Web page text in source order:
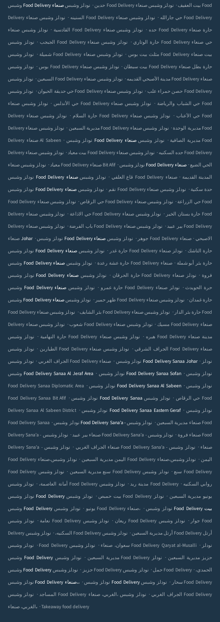
وشبس Food Delivery صنعاء‎ حدين. نودلز وشبس Food Delivery صنعاء‎ بيت العفيف. نودلز وشبس Food
Delivery صنعاء‎ السنينه . نودلز وشبس Food Delivery صنعاء‎ حي جارالله . نودلز وشبس Food Delivery
صنعاء‎ القادسية . نودلز وشبس Food Delivery صنعاء‎ حده . نودلز وشبس Food Delivery صنعاء‎ حارة
الجبجب . نودلز وشبس Food Delivery صنعاء‎ حارة الوتاري . نودلز وشبس Food Delivery صنعاء‎ حي
شميلة . نودلز وشبس Food Delivery صنعاء‎ مثلث بيت بوس . نودلز وشبس Food Delivery صنعاء‎ بيت
بوس . نودلز وشبس Food Delivery صنعاء‎ بيت سبطان . نودلز وشبس Food Delivery صنعاء‎ حارة بطل
السبعين. نودلز وشبس Food Delivery صنعاء‎ مدينة الأصبحي القديمه. نودلز وشبس Food Delivery صنعاء‎
حي حديقة الحيوان. نودلز وشبس Food Delivery صنعاء‎ حصن حمراء علب . نودلز وشبس Food Delivery
صنعاء‎ حي الأندلس . نودلز وشبس Food Delivery صنعاء‎ حي الشباب والرياضة . نودلز وشبس Food
Delivery صنعاء‎ حارة السلام . نودلز وشبس Food Delivery صنعاء‎ حي الأعناب . نودلز وشبس Food
Delivery صنعاء‎ مديرية السبعين . نودلز وشبس Food Delivery صنعاء‎ مديرية الوحدة. نودلز وشبس Food
Delivery صنعاء‎ Al Sabeen . نودلز وشبس Food Delivery صنعاء‎ مديرية الصافية . نودلز وشبس Food
Delivery صنعاء‎ بيت معياد. نودلز وشبس Food Delivery صنعاء‎ حده السكنيه. نودلز وشبس Food Delivery
صنعاء‎ معياد. نودلز وشبس Food Delivery صنعاء‎ Bit Afif . نودلز وشبس Food Delivery صنعاء‎ الحي الضيع.
نودلز وشبس Food Delivery صنعاء‎ قاع العلفي . نودلز وشبس Food Delivery صنعاء‎ المدينة القديمة .
نودلز وشبس Food Delivery صنعاء‎ نقم . نودلز وشبس Food Delivery صنعاء‎ حدة سكنية. نودلز وشبس
Food Delivery صنعاء‎ حي الرقاص. نودلز وشبس Food Delivery صنعاء‎ حي الزراعة. نودلز وشبس Food
Delivery صنعاء‎ حي الاذاعة . نودلز وشبس Food Delivery صنعاء‎ حارة بستان الخير . نودلز وشبس Food
Delivery صنعاء‎ باب الفرضة. نودلز وشبس Food Delivery صنعاء‎ بير عبيد. نودلز وشبس Food Delivery
صنعاء‎ Johar . نودلز وشبس Food Delivery صنعاء‎ جوهر . نودلز وشبس Food Delivery صنعاء‎ الاصبحي .
نودلز وشبس Food Delivery صنعاء‎ حارة غدر . نودلز وشبس Food Delivery صنعاء‎ حارة التاشك . نودلز
وشبس Food Delivery صنعاء‎ حارة عشة رعدة . نودلز وشبس Food Delivery صنعاء‎ حارة بئر أبو شملة .
نودلز وشبس Food Delivery صنعاء‎ حارة الحرقان . نودلز وشبس Food Delivery صنعاء‎ فروة . نودلز
وشبس Food Delivery صنعاء‎ حارة عمرو . نودلز وشبس Food Delivery صنعاء‎ حرة الحويدث . نودلز
وشبس Food Delivery صنعاء‎ ظهر حمير . نودلز وشبس Food Delivery صنعاء‎ حارة غمدان. نودلز وشبس
Food Delivery صنعاء‎ بئر الشايف. نودلز وشبس Food Delivery صنعاء‎ حارة بئر الدار . نودلز وشبس Food
Delivery صنعاء‎ شعوب. نودلز وشبس Food Delivery صنعاء‎ مسيك . نودلز وشبس Food Delivery صنعاء‎
حارة النهامية . نودلز وشبس Food Delivery صنعاء‎ هبره . نودلز وشبس Food Delivery صنعاء‎ مدينة
الطيارين . نودلز وشبس Food Delivery صنعاء‎ الجراف الشرقي . نودلز وشبس Food Delivery صنعاء‎
الجراف الغربي . . نودلز وشبس Food Delivery Sanaa Johar . نودلز
وشبس Food Delivery Sanaa Al Jeraf Area . نودلز وشبس Food Delivery Sanaa Sofan . نودلز وشبس
Food Delivery Sanaa Diplomatic Area . نودلز وشبس Food Delivery Sanaa Al Sabeen . نودلز وشبس
Food Delivery Sanaa Bit Afif . نودلز وشبس Food Delivery Sanaa حي الرقاص . نودلز وشبس Food
Delivery Sanaa Al Sabeen District . نودلز وشبس Food Delivery Sanaa Eastern Geraf . نودلز وشبس
Food Delivery Sanaa . نودلز وشبس Food Delivery Sana'a - صنعاء مديرية السبعين. نودلز وشبس Food
Delivery Sana'a - صنعاء بير عبيد. نودلز وشبس Food Delivery Sana'a - صنعاء فروة . نودلز وشبس Food
Delivery Sana'a - صنعاء الجراف الغربي . نودلز وشبس Food Delivery Sana'a - صنعاء . نودلز وشبس
Food Delivery صنعاء‎،اليمن مديرية السبعين . نودلز وشبس Food Delivery صنعاء‎،اليمن . نودلز وشبس
Food Delivery سنع مديرية السبعين . نودلز وشبس Food Delivery سنع . نودلز وشبس Food Delivery
أمانة العاصمة، . نودلز وشبس Food Delivery مدينة ريد . نودلز وشبس Food Delivery روابي السكنيه .
نودلز وشبس Food Delivery بيت حمبص . نودلز وشبس Food Delivery يونيو مديرية السبعين . نودلز
وشبس Food Delivery يونيو . نودلز وشبس Food Delivery صنعاء‎، . نودلز وشبس Food Delivery بيت
نعامة . نودلز وشبس Food Delivery ريعان . نودلز وشبس Food Delivery جوار . نودلز وشبس Food
Delivery السكنيه، . نودلز وشبس Food Delivery أرتل مديرية السبعين.
نودلز وشبس Food Delivery أرتل
.
نودلز وشبس Food Delivery سعوان، صنعاء . نودلز وشبس Food Delivery Qaryat al-Musalli . نودلز
وشبس Food Delivery مديرية السبعين . نودلز وشبس Food Delivery حزيز مديرية السبعين . نودلز
وشبس Food Delivery حزيز . نودلز وشبس Food Delivery حمل. نودلز وشبس Food Delivery الحمدي، .
نودلز وشبس Food Delivery صنعاء‎،، . نودلز وشبس Food Delivery سحار . نودلز وشبس Food Delivery
المساجد . نودلز وشبس Food Delivery الغربي، صنعاء‎، الجراف الغربي . نودلز وشبس Food Delivery
الغربي، صنعاء‎، .Takeaway food delivery